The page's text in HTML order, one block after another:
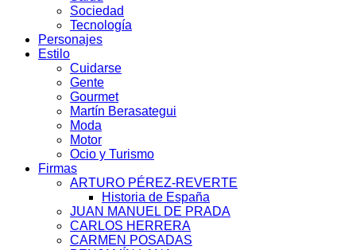
Sociedad
Tecnología
Personajes
Estilo
Cuidarse
Gente
Gourmet
Martín Berasategui
Moda
Motor
Ocio y Turismo
Firmas
ARTURO PÉREZ-REVERTE
Historia de España
JUAN MANUEL DE PRADA
CARLOS HERRERA
CARMEN POSADAS